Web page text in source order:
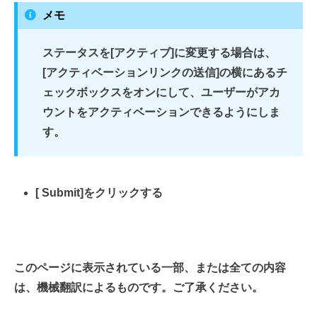
メモ
ステータスを[アクティブ]に変更する場合は、
[アクティベーションリンクの送信]の横にあるチ
ェックボックスをオンにして、ユーザーがアカ
ウントをアクティベーションできるようにしま
す。
[Submit]をクリックする
このページに表示されている一部、または全ての内容
は、機械翻訳によるものです。ご了承ください。